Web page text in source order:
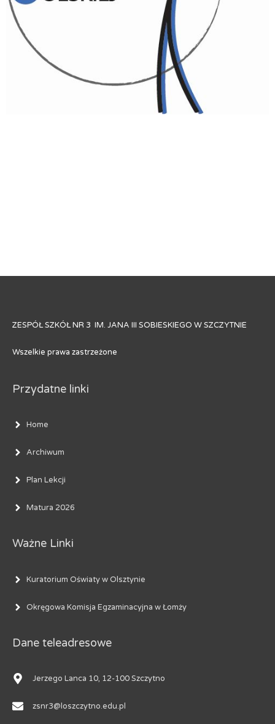
ZESPÓŁ SZKÓŁ NR 3 IM. JANA III SOBIESKIEGO W SZCZYTNIE
Wszelkie prawa zastrzeżone
Przydatne linki
Home
Archiwum
Plan Lekcji
Matura 2026
Ważne Linki
Kuratorium Oświaty w Olsztynie
Okręgowa Komisja Egzaminacyjna w Łomży
Dane teleadresowe
Jerzego Lanca 10, 12-100 Szczytno
zsnr3@loszczytno.edu.pl